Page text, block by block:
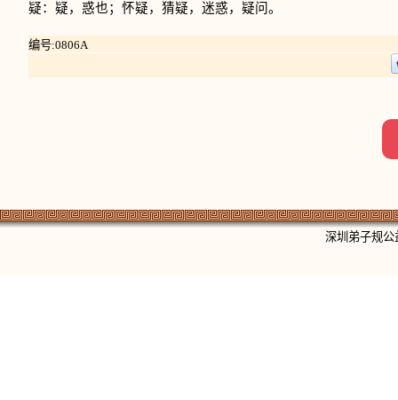
疑：疑，惑也；怀疑，猜疑，迷惑，疑问。
编号:0806A
深圳弟子规